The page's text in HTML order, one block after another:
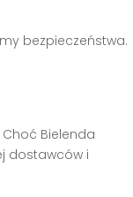
bezpieczeństwa.
Choć Bielenda
dostawców i